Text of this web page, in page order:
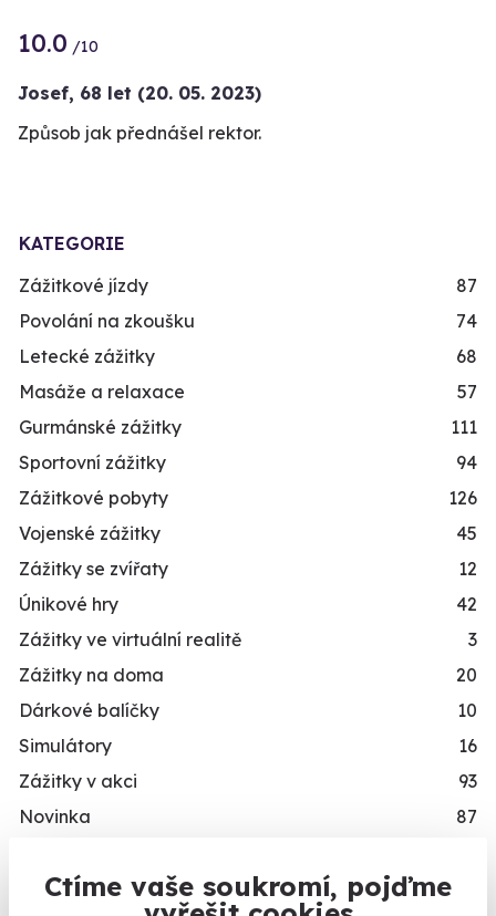
Ctíme vaše soukromí, pojďme
10.0 /10
Josef, 68 let (20. 05. 2023)
Způsob jak přednášel rektor.
KATEGORIE
Zážitkové jízdy
87
Povolání na zkoušku
74
Letecké zážitky
68
Masáže a relaxace
57
Gurmánské zážitky
111
Sportovní zážitky
94
Zážitkové pobyty
126
Vojenské zážitky
45
Zážitky se zvířaty
12
Únikové hry
42
Zážitky ve virtuální realitě
3
Zážitky na doma
20
Dárkové balíčky
10
Simulátory
16
Zážitky v akci
93
Novinka
87
PRO KOHO